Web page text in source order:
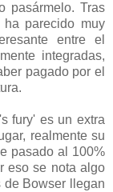
pasármelo. Tras
parecido muy
entre el
integradas,
pagado por el
fury' es un extra
realmente su
pasado al 100%
eso se nota algo
de Bowser llegan